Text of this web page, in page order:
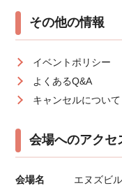
その他の情報
イベントポリシー
よくあるQ&A
キャンセルについて
会場へのアクセ
会場名 エヌズビ